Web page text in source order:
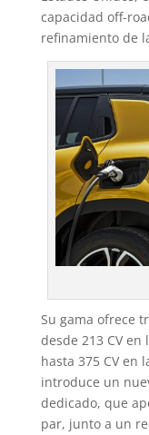
capacidad off-
refinamiento de
Su gama ofrece
desde 213 CV
hasta 375 CV en
introduce un
dedicado, que
par, junto a un